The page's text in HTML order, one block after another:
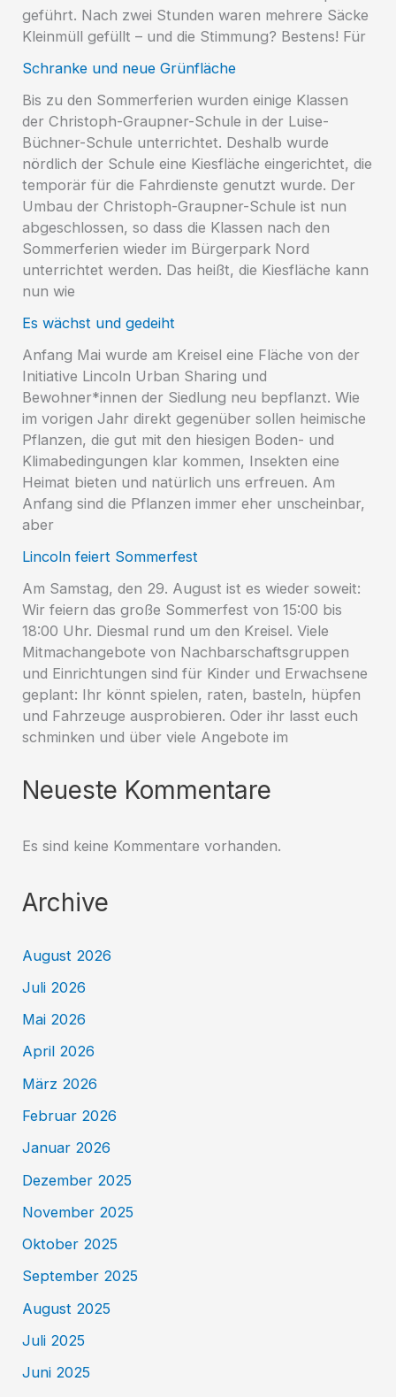
geführt. Nach zwei Stunden waren mehrere Säcke
Kleinmüll gefüllt – und die Stimmung? Bestens! Für
Schranke und neue Grünfläche
Bis zu den Sommerferien wurden einige Klassen
der Christoph-Graupner-Schule in der Luise-
Büchner-Schule unterrichtet. Deshalb wurde
nördlich der Schule eine Kiesfläche eingerichtet, die
temporär für die Fahrdienste genutzt wurde. Der
Umbau der Christoph-Graupner-Schule ist nun
abgeschlossen, so dass die Klassen nach den
Sommerferien wieder im Bürgerpark Nord
unterrichtet werden. Das heißt, die Kiesfläche kann
nun wie
Es wächst und gedeiht
Anfang Mai wurde am Kreisel eine Fläche von der
Initiative Lincoln Urban Sharing und
Bewohner*innen der Siedlung neu bepflanzt. Wie
im vorigen Jahr direkt gegenüber sollen heimische
Pflanzen, die gut mit den hiesigen Boden- und
Klimabedingungen klar kommen, Insekten eine
Heimat bieten und natürlich uns erfreuen. Am
Anfang sind die Pflanzen immer eher unscheinbar,
aber
Lincoln feiert Sommerfest
Am Samstag, den 29. August ist es wieder soweit:
Wir feiern das große Sommerfest von 15:00 bis
18:00 Uhr. Diesmal rund um den Kreisel. Viele
Mitmachangebote von Nachbarschaftsgruppen
und Einrichtungen sind für Kinder und Erwachsene
geplant: Ihr könnt spielen, raten, basteln, hüpfen
und Fahrzeuge ausprobieren. Oder ihr lasst euch
schminken und über viele Angebote im
Neueste Kommentare
Es sind keine Kommentare vorhanden.
Archive
August 2026
Juli 2026
Mai 2026
April 2026
März 2026
Februar 2026
Januar 2026
Dezember 2025
November 2025
Oktober 2025
September 2025
August 2025
Juli 2025
Juni 2025